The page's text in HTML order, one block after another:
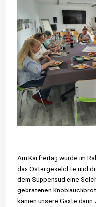
Am Karfreitag wurde im
das Ostergeselchte und
dem Suppensud eine
gebratenen
kamen unsere Gäste